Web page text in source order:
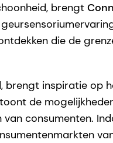
brengt
die de
brengt inspiratie op
de
consumenten.